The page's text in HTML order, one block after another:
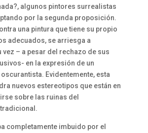
algunos pintores surrealistas
por la segunda proposición.
una pintura que tiene su propio
adecuados, se arriesga a
vez – a pesar del rechazo de sus
en la expresión de un
Evidentemente, esta
nuevos estereotipos que están en
sobre las ruinas del
completamente imbuido por el